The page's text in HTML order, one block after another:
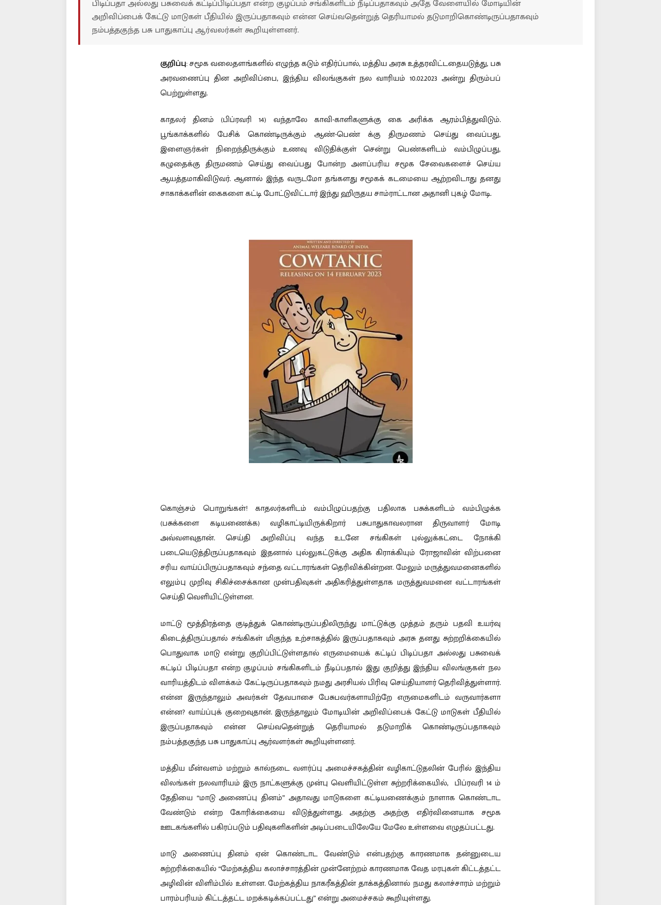
பிடிப்பதா அல்லது பசுவைக் கட்டிப்பிடிப்பதா என்ற குழப்பம் சங்கிகளிடம் நீடிப்பதாகவும் அதே வேளையில் மோடியின்
அறிவிப்பைக் கேட்டு மாடுகள் பீதியில் இருப்பதாகவும் என்ன செய்வதென்றுத் தெரியாமல் தடுமாறிகொண்டிருப்பதாகவும்
நம்பத்தகுந்த பசு பாதுகாப்பு ஆர்வலர்கள் கூறியுள்ளனர்.
குறிப்பு: சமூக வலைதளங்களில் எழுந்த கடும் எதிர்ப்பால், மத்திய அரசு உத்தரவிட்டதையடுத்து, பசு
அரவணைப்பு தின அறிவிப்பை, இந்திய விலங்குகள் நல வாரியம் 10.02.2023 அன்று திரும்பப்
பெற்றுள்ளது.
காதலர் தினம் (பிப்ரவரி 14) வந்தாலே காவி-காளிகளுக்கு கை அரிக்க ஆரம்பித்துவிடும்.
பூங்காக்களில் பேசிக் கொண்டிருக்கும் ஆண்-பெண் க்கு திருமணம் செய்து வைப்பது,
இளைஞர்கள் நிறைந்திருக்கும் உணவு விடுதிக்குள் சென்று பெண்களிடம் வம்பிழுப்பது,
கழுதைக்கு திருமணம் செய்து வைப்பது போன்ற அளப்பரிய சமூக சேவைகளைச் செய்ய
ஆயத்தமாகிவிடுவர். ஆனால் இந்த வருடமோ தங்களது சமூகக் கடமையை ஆற்றவிடாது தனது
சாகாக்களின் கைகளை கட்டி போட்டுவிட்டார் இந்து ஹிருதய சாம்ராட்டான அதானி புகழ் மோடி.
கொஞ்சம் பொறுங்கள்! காதலர்களிடம் வம்பிழுப்பதற்கு பதிலாக பசுக்களிடம் வம்பிழுக்க
(பசுக்களை கடியணைக்க) வழிகாட்டியிருக்கிறார் பசுபாதுகாவலரான திருவாளர் மோடி
அவ்வளவுதான். செய்தி அறிவிப்பு வந்த உடனே சங்கிகள் புல்லுக்கட்டை நோக்கி
படையெடுத்திருப்பதாகவும் இதனால் புல்லுகட்டுக்கு அதிக கிராக்கியும் ரோஜாவின் விற்பனை
சரிய வாய்ப்பிருப்பதாகவும் சந்தை வட்டாரங்கள் தெரிவிக்கின்றன. மேலும் மருத்துவமனைகளில்
எலும்பு முறிவு சிகிச்சைக்கான முன்பதிவுகள் அதிகரித்துள்ளதாக மருத்துவமனை வட்டாரங்கள்
செய்தி வெளியிட்டுள்ளன.
மாட்டு மூத்திரத்தை குடித்துக் கொண்டிருப்பதிலிருந்து மாட்டுக்கு முத்தம் தரும் பதவி உயர்வு
கிடைத்திருப்பதால் சங்கிகள் மிகுந்த உற்சாகத்தில் இருப்பதாகவும் அரசு தனது சுற்றறிக்கையில்
பொதுவாக மாடு என்று குறிப்பிட்டுள்ளதால் எருமையைக் கட்டிப் பிடிப்பதா அல்லது பசுவைக்
கட்டிப் பிடிப்பதா என்ற குழப்பம் சங்கிகளிடம் நீடிப்பதால் இது குறித்து இந்திய விலங்குகள் நல
வாரியத்திடம் விளக்கம் கேட்டிருப்பதாகவும் நமது அரசியல் பிரிவு செய்தியாளர் தெரிவித்துள்ளார்.
என்ன இருந்தாலும் அவர்கள் தேவபாசை பேசுபவர்களாயிற்றே எருமைகளிடம் வருவார்களா
என்ன? வாய்ப்புக் குறைவுதான். இருந்தாலும் மோடியின் அறிவிப்பைக் கேட்டு மாடுகள் பீதியில்
இருப்பதாகவும் என்ன செய்வதென்றுத் தெரியாமல் தடுமாறிக் கொண்டிருப்பதாகவும்
நம்பத்தகுந்த பசு பாதுகாப்பு ஆர்வளர்கள் கூறியுள்ளனர்.
மத்திய மீன்வளம் மற்றும் கால்நடை வளர்ப்பு அமைச்சகத்தின் வழிகாட்டுதலின் பேரில் இந்திய
விலங்கள் நலவாரியம் இரு நாட்களுக்கு முன்பு வெளியிட்டுள்ள சுற்றரிக்கையில், பிப்ரவரி 14 ம்
தேதியை “மாடு அணைப்பு தினம்” அதாவது மாடுகளை கட்டியணைக்கும் நாளாக கொண்டாட
வேண்டும் என்ற கோரிக்கையை விடுத்துள்ளது. அதற்கு அதற்கு எதிர்வினையாக சமூக
ஊடகங்களில் பகிரப்படும் பதிவுகளிகளின் அடிப்படையிலேயே மேலே உள்ளவை எழுதப்பட்டது.
மாடு அணைப்பு தினம் ஏன் கொண்டாட வேண்டும் என்பதற்கு காரணமாக தன்னுடைய
சுற்றரிக்கையில் “மேற்கத்திய கலாச்சாரத்தின் முன்னேற்றம் காரணமாக வேத மரபுகள் கிட்டத்தட்ட
அழிவின் விளிம்பில் உள்ளன. மேற்கத்திய நாகரீகத்தின் தாக்கத்தினால் நமது கலாச்சாரம் மற்றும்
பாரம்பரியம் கிட்டத்தட்ட மறக்கடிக்கப்பட்டது” என்று அமைச்சகம் கூறியுள்ளது.